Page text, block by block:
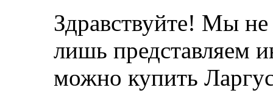
Здравствуйте! Мы
лишь представляем
можно купить